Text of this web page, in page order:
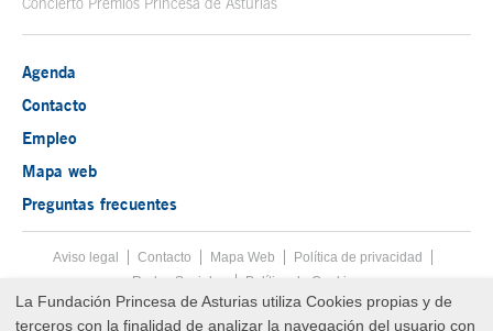
Concierto Premios Princesa de Asturias
Agenda
Contacto
Empleo
Mapa web
Preguntas frecuentes
Menú pie
Aviso legal Tecla de acceso 8
Contacto Mapa Web
Política de privacidad
Redes Sociales
Política de Cookies
Fin menú pie
© Copyright Thu Aug 06 06:33:55 UTC 2026 Fundación Princesa de
La Fundación Princesa de Asturias utiliza Cookies propias y de
terceros con la finalidad de analizar la navegación del usuario con